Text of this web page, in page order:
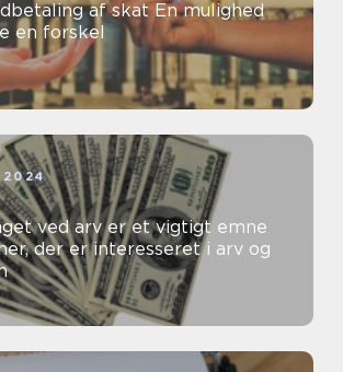
af skat En mulighed
en forskel
2024
ved arv er et vigtigt emne
der er interesseret i arv og